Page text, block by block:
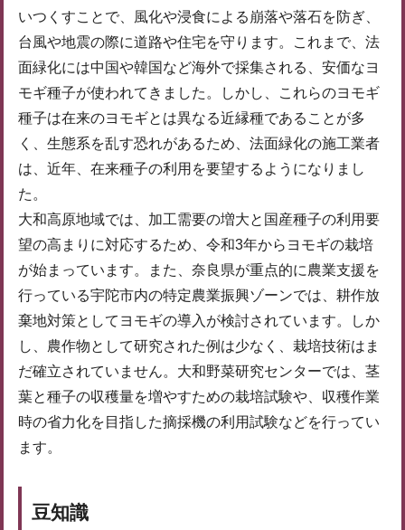
いつくすことで、風化や浸食による崩落や落石を防ぎ、
台風や地震の際に道路や住宅を守ります。これまで、法
面緑化には中国や韓国など海外で採集される、安価なヨ
モギ種子が使われてきました。しかし、これらのヨモギ
種子は在来のヨモギとは異なる近縁種であることが多
く、生態系を乱す恐れがあるため、法面緑化の施工業者
は、近年、在来種子の利用を要望するようになりまし
た。
大和高原地域では、加工需要の増大と国産種子の利用要
望の高まりに対応するため、令和3年からヨモギの栽培
が始まっています。また、奈良県が重点的に農業支援を
行っている宇陀市内の特定農業振興ゾーンでは、耕作放
棄地対策としてヨモギの導入が検討されています。しか
し、農作物として研究された例は少なく、栽培技術はま
だ確立されていません。大和野菜研究センターでは、茎
葉と種子の収穫量を増やすための栽培試験や、収穫作業
時の省力化を目指した摘採機の利用試験などを行ってい
ます。
豆知識